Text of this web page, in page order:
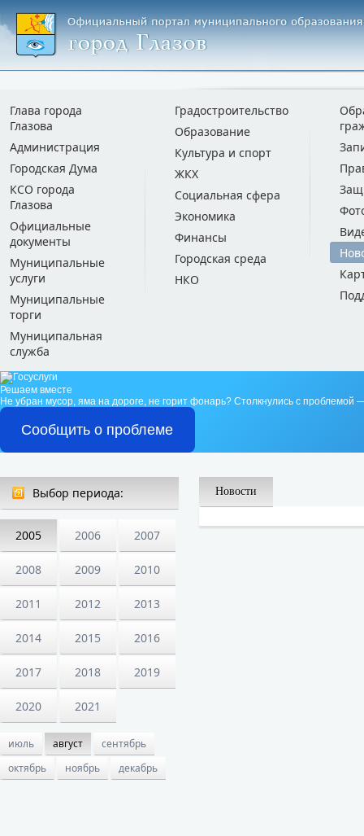
Глава города
Глазова
Администрация
Городская Дума
КСО города
Глазова
Официальные
документы
Муниципальные
услуги
Муниципальные
торги
Муниципальная
служба
Градостроительство
Образование
Культура и спорт
ЖКХ
Социальная сфера
Экономика
Финансы
Городская среда
НКО
Решаем вместе
Не убран мусор, яма на дороге, не горит фонарь? Столкнулись с проблемой
Сообщить о проблеме
Выбор периода:
2005 2006 2007
2008 2009 2010
2011 2012 2013
2014 2015 2016
2017 2018 2019
2020 2021
июль август
сентябрь
октябрь
ноябрь декабрь
Новости